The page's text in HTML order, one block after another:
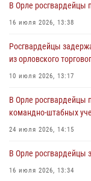
Росгвардейцы
детских лагерей
В Орле росгвардейцы
16 июля 2026, 13:38
Росгвардейцы
из орловского
10 июля 2026, 13:17
В Орле росгвардейцы
командно-штабных
24 июля 2026, 14:15
В Орле росгвардейцы
16 июля 2026, 13:34